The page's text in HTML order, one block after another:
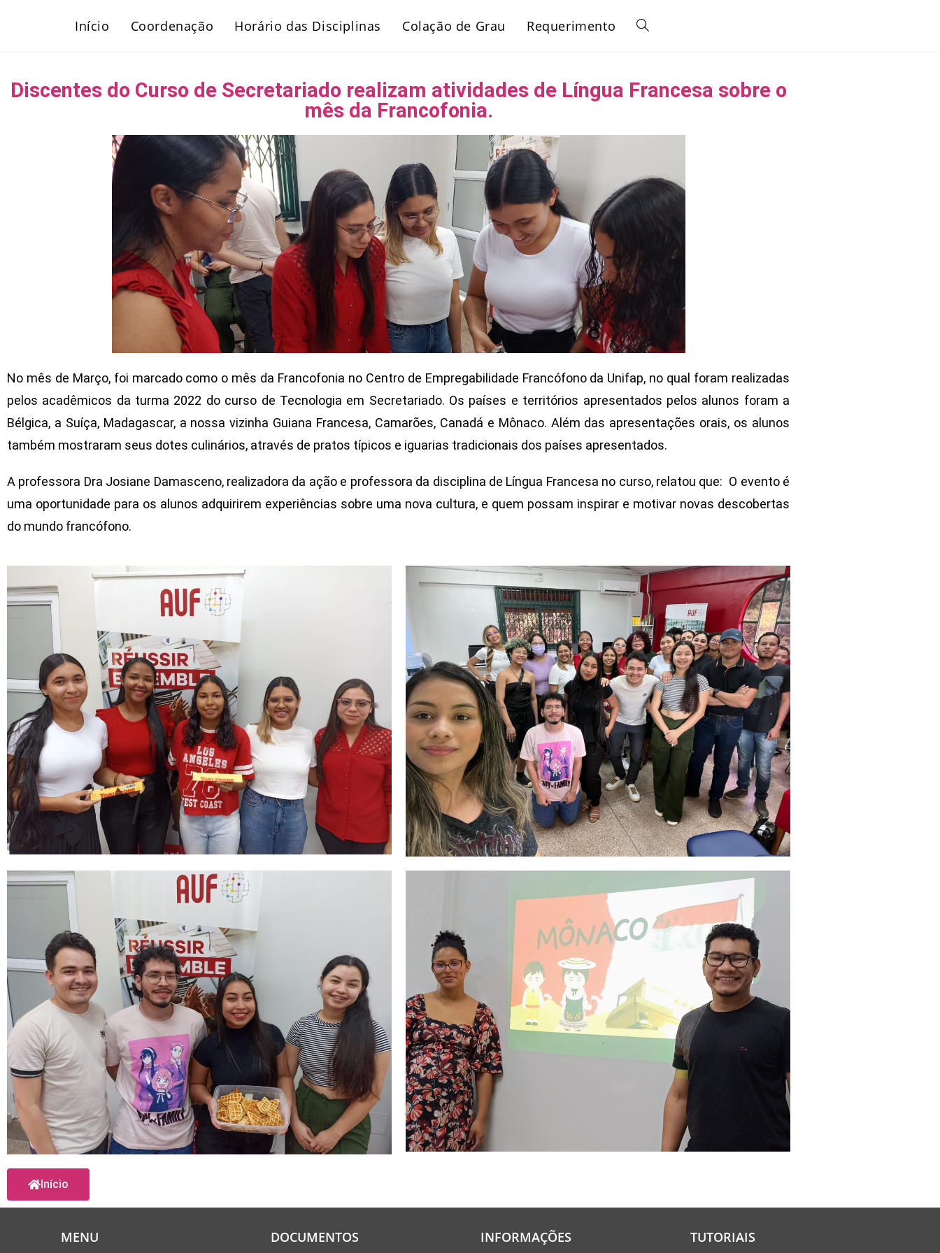
Início Coordenação Horário das Disciplinas Colação de Grau Requerimento
Discentes do Curso de Secretariado realizam atividades de Língua Francesa sobre o
mês da Francofonia.
No mês de Março, foi marcado como o mês da Francofonia no Centro de Empregabilidade Francófono da Unifap, no qual foram realizadas
pelos acadêmicos da turma 2022 do curso de Tecnologia em Secretariado. Os países e territórios apresentados pelos alunos foram a
Bélgica, a Suíça, Madagascar, a nossa vizinha Guiana Francesa, Camarões, Canadá e Mônaco. Além das apresentações orais, os alunos
também mostraram seus dotes culinários, através de pratos típicos e iguarias tradicionais dos países apresentados.
A professora Dra Josiane Damasceno, realizadora da ação e professora da disciplina de Língua Francesa no curso, relatou que: O evento é
uma oportunidade para os alunos adquirirem experiências sobre uma nova cultura, e quem possam inspirar e motivar novas descobertas
do mundo francófono.
Início
MENU DOCUMENTOS INFORMAÇÕES TUTORIAIS